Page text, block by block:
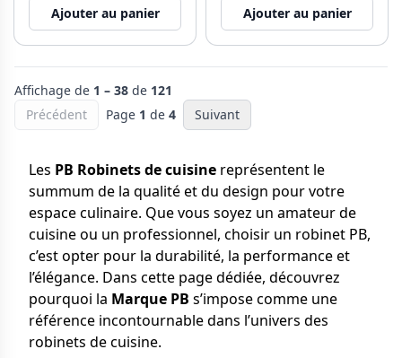
Ajouter au panier Ajouter au panier
Affichage de 1 – 38 de 121
Précédent
Page 1 de 4 Suivant
Les PB Robinets de cuisine représentent le
summum de la qualité et du design pour votre
espace culinaire. Que vous soyez un amateur de
cuisine ou un professionnel, choisir un robinet PB,
c’est opter pour la durabilité, la performance et
l’élégance. Dans cette page dédiée, découvrez
pourquoi la Marque PB s’impose comme une
référence incontournable dans l’univers des
robinets de cuisine.